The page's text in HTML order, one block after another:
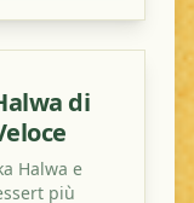
di
Halwa e
più